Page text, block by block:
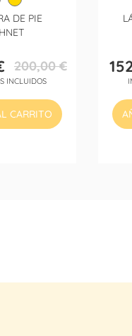
DE PIE
Precio
Precio
base
200,00 €
INCLUIDOS
CARRITO